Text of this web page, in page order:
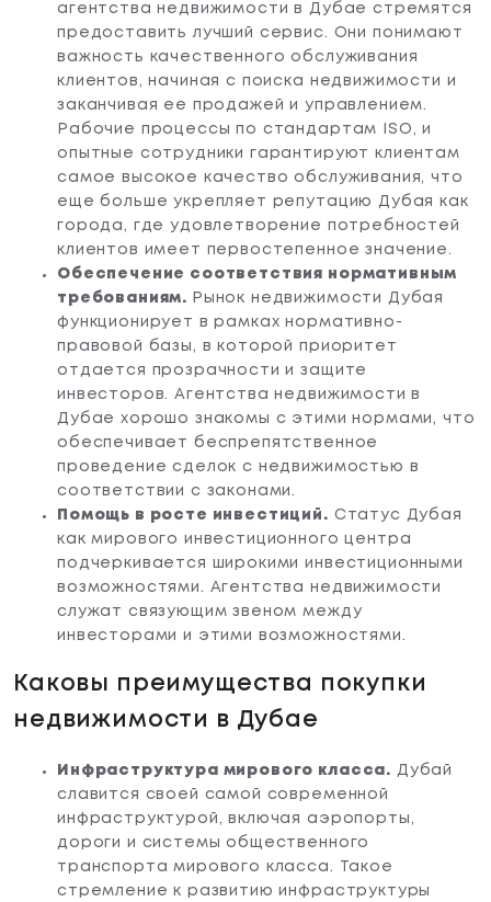
агентства недвижимости в Дубае стремятся
предоставить лучший сервис. Они понимают
важность качественного обслуживания
клиентов, начиная с поиска недвижимости и
заканчивая ее продажей и управлением.
Рабочие процессы по стандартам ISO, и
опытные сотрудники гарантируют клиентам
самое высокое качество обслуживания, что
еще больше укрепляет репутацию Дубая как
города, где удовлетворение потребностей
клиентов имеет первостепенное значение.
Обеспечение соответствия нормативным
требованиям.
Рынок недвижимости Дубая
функционирует в рамках нормативно-
правовой базы, в которой приоритет
отдается прозрачности и защите
инвесторов. Агентства недвижимости в
Дубае хорошо знакомы с этими нормами, что
обеспечивает беспрепятственное
проведение сделок с недвижимостью в
соответствии с законами.
Помощь в росте инвестиций. Статус Дубая
как мирового инвестиционного центра
подчеркивается широкими инвестиционными
возможностями. Агентства недвижимости
служат связующим звеном между
инвесторами и этими возможностями.
Каковы преимущества покупки
недвижимости в Дубае
Инфраструктура мирового класса. Дубай
славится своей самой современной
инфраструктурой, включая аэропорты,
дороги и системы общественного
транспорта мирового класса. Такое
стремление к развитию инфраструктуры